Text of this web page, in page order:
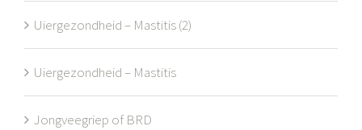
Uiergezondheid – Mastitis (2)
Uiergezondheid – Mastitis
Jongveegriep of BRD